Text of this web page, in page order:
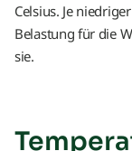
Celsius. Je
Belastung für die
sie.